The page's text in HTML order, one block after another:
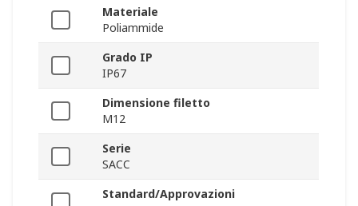
Materiale
Poliammide
Grado IP
IP67
Dimensione filetto
M12
Serie
SACC
Standard/Approvazioni